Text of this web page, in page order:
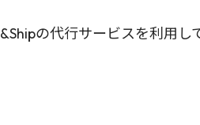
の代行サービスを利用